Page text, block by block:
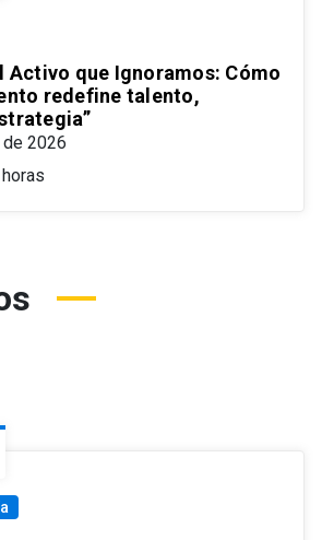
Activo que Ignoramos: Cómo
redefine talento,
2026